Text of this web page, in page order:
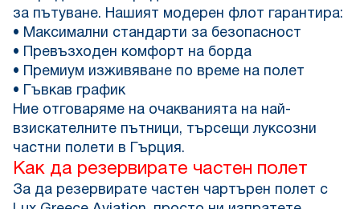
за пътуване. Нашият модерен флот гарантира:
• Максимални стандарти за безопасност
• Превъзходен комфорт на борда
• Премиум изживяване по време на полет
• Гъвкав график
Ние отговаряме на очакванията на най-
взискателните пътници, търсещи луксозни
частни полети в Гърция.
Как да резервирате частен полет
За да резервирате частен чартърен полет с